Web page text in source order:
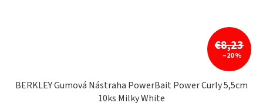
€8,23
–20 %
BERKLEY Gumová Nástraha PowerBait Power Curly 5,5cm
10ks Milky White